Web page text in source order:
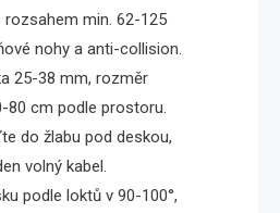
min. 62-125
nohy a anti-collision.
25-38 mm, rozměr
80 cm podle prostoru.
do žlabu pod deskou,
volný kabel.
podle loktů v 90-100°,